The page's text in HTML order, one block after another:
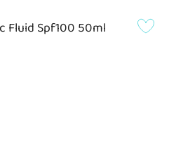
Fluid Spf100 50ml